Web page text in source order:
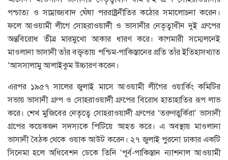
পশ্চাত্য ও সাম্রাজ্যবাদ ঘেঁষা পররাষ্ট্রনীতির কঠোর সমালোচনা করেন।
ফলে আওয়ামী লীগে সোহরাওয়ার্দী ও ভাসানীর নেতৃত্বাধীন দুই গ্রুপের
অন্তবিরোধ তীব্র মারমুখো আকার ধারণ করে। কাগমারী সম্মেলনেই
মাওলানা ভাসানী তাঁর বক্তৃতায় পশ্চিম-পাকিস্তানের প্রতি তাঁর ইতিহাসখ্যাত
‘আসসালামু আলাইকুম উচ্চারণ করেন।
এরপর ১৯৫৭ সালের জুলাই মাসে আওয়ামী লীগৈর ওয়ার্কিং কমিটির
সভায় ভাসানী গ্রুপ ও সোহরাওয়ার্দী গ্রুপের বিরোধ হাতাহাতির রূপ লাভ
করে। শেখ মুজিবের নেতৃত্বে সোহরাওয়ার্দী গ্রুপের ‘তরুণতুর্কিরা’ ভাসানী
গ্রপের কয়েকজন সদস্যকে পিটিয়ে আহত করে। এ অবস্থায় মাওলানা
ভাসানী বৈঠক থেকে ওয়াক আউট করেন। ২৭ জুলাই পুরনো ঢাকার একটি
সিনেমা হলে অধিবেশন ডেকে তিনি ‘পূর্ব-পাকিস্তান ন্যাশনাল আওয়ামী